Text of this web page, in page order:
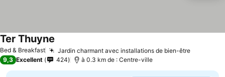
Bed & Breakfast Jardin charmant avec installations de bien-être
Ter Thuyne
9,3 Excellent 424 à 0.3 km de : Centre-ville